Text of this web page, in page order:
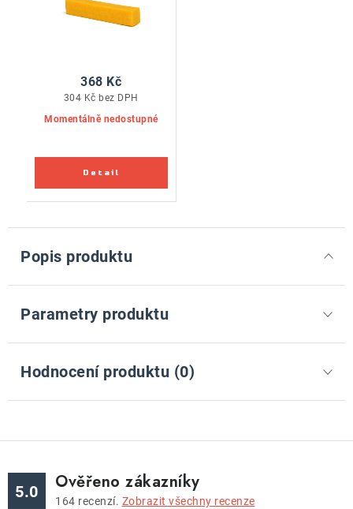
Momentálně nedostupné
304 Kč bez DPH
368 Kč
Popis produktu
Parametry produktu
Hodnocení produktu (0)
5.0 Ověřeno zákazníky
164 recenzí. Zobrazit všechny recenze